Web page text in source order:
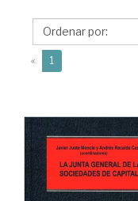
Andrés
« 1